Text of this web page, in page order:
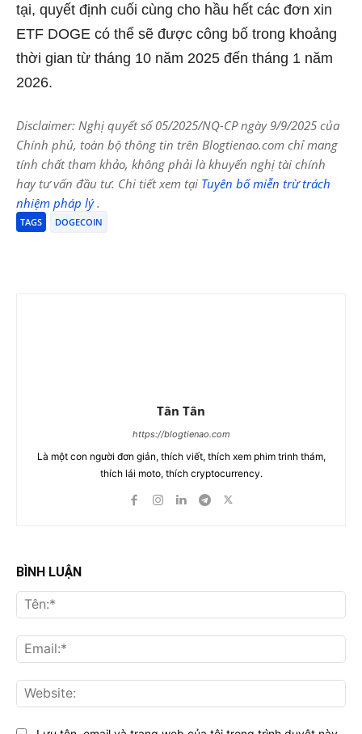
tại, quyết định cuối cùng cho hầu hết các đơn xin
ETF DOGE có thể sẽ được công bố trong khoảng
thời gian từ tháng 10 năm 2025 đến tháng 1 năm
2026.
Disclaimer: Nghị quyết số 05/2025/NQ-CP ngày 9/9/2025 của
Chính phủ, toàn bộ thông tin trên Blogtienao.com chỉ mang
tính chất tham khảo, không phải là khuyến nghị tài chính
hay tư vấn đầu tư. Chi tiết xem tại Tuyên bố miễn trừ trách
nhiệm pháp lý.
TAGS DOGECOIN
Tân Tân
https://blogtienao.com
Là một con người đơn giản, thích viết, thích xem phim trinh thám,
thích lái moto, thích cryptocurrency.
BÌNH LUẬN